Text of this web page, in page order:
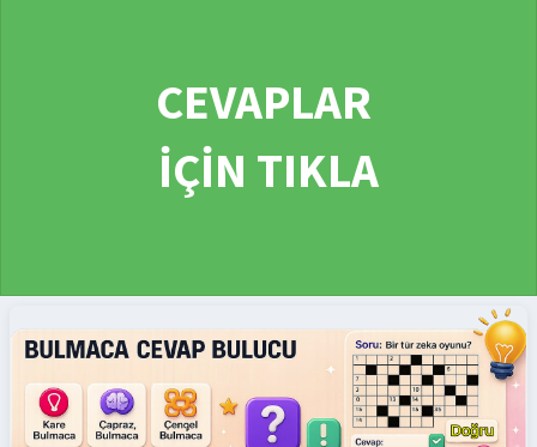
CEVAPLAR
İÇİN TIKLA